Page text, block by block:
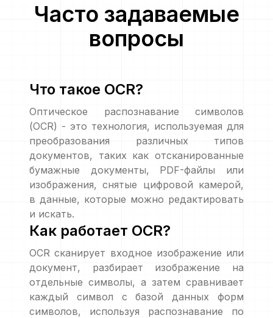
Часто задаваемые
вопросы
Что такое OCR?
Оптическое распознавание символов
(OCR) - это технология, используемая для
преобразования различных типов
документов, таких как отсканированные
бумажные документы, PDF-файлы или
изображения, снятые цифровой камерой,
в данные, которые можно редактировать
и искать.
Как работает OCR?
OCR сканирует входное изображение или
документ, разбирает изображение на
отдельные символы, а затем сравнивает
каждый символ с базой данных форм
символов, используя распознавание по